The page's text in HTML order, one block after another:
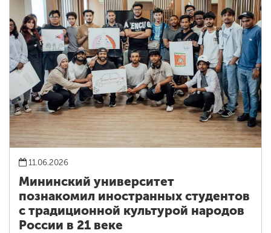
11.06.2026
Мининский университет
познакомил иностранных студентов
с традиционной культурой народов
России в 21 веке